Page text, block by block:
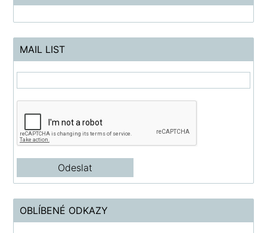
MAIL LIST
OBLÍBENÉ ODKAZY